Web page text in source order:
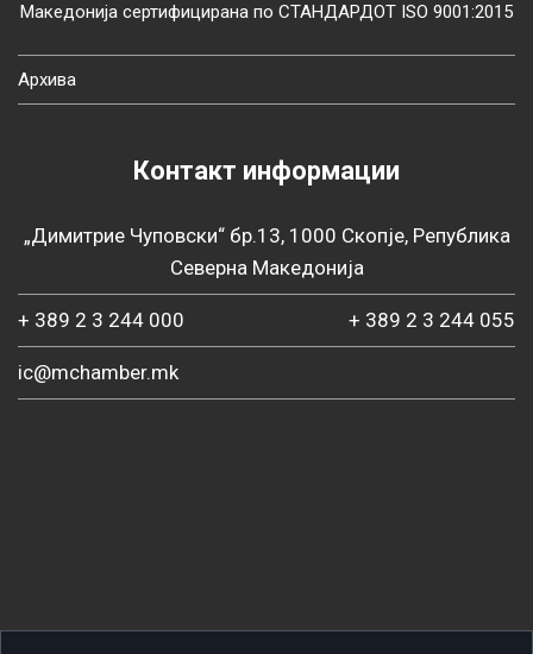
Македонија сертифицирана по СТАНДАРДОТ ISO 9001:2015
Архива
Контакт информации
„Димитрие Чуповски“ бр.13, 1000 Скопје, Република
Северна Македонија
+ 389 2 3 244 000 + 389 2 3 244 055
ic@mchamber.mk